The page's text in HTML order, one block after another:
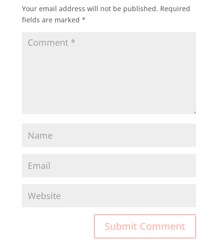
Your email address will not be published. Required
fields are marked *